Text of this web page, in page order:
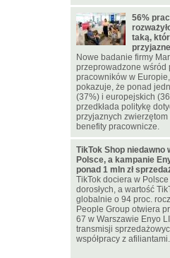
56%
taką,
Nowe badanie firmy
przeprowadzone wśród
pracowników w
pokazuje, że ponad
(37%) i europejskich
przedkłada politykę
przyjaznych
benefity pracownicze.
TikTok Shop niedawno
Polsce, a kampanie
ponad 1 mln zł
TikTok dociera w
dorosłych, a wartość
globalnie o 94 proc.
People Group otwiera
67 w Warszawie Enyo
transmisji
współpracy z afiliantami.